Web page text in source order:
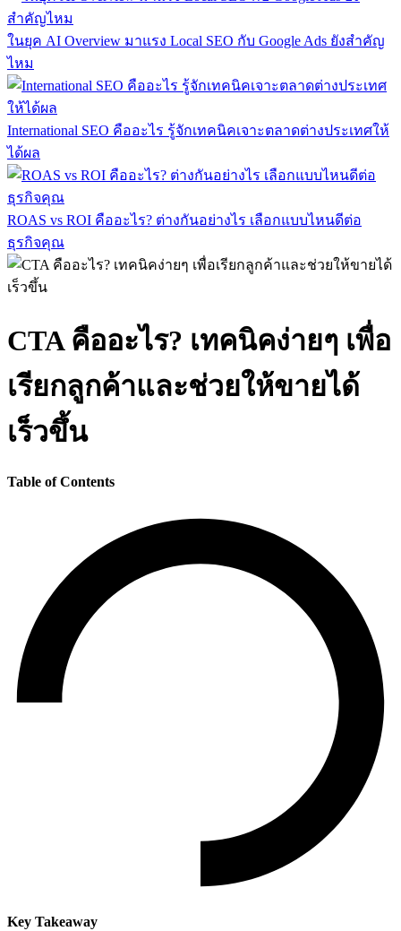
ในยุค AI Overview มาแรง Local SEO กับ Google Ads ยังสำคัญ
ไหม
International SEO คืออะไร รู้จักเทคนิคเจาะตลาดต่างประเทศให้
ได้ผล
ROAS vs ROI คืออะไร? ต่างกันอย่างไร เลือกแบบไหนดีต่อ
ธุรกิจคุณ
CTA คืออะไร? เทคนิคง่ายๆ เพื่อ
เรียกลูกค้าและช่วยให้ขายได้
เร็วขึ้น
Table of Contents
Key Takeaway